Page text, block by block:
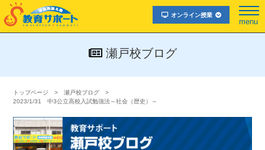
オンライン授業
menu
瀬戸校ブログ
トップページ
瀬戸校ブログ
2023/1/31 中3公立高校入試勉強法～社会（歴史）～